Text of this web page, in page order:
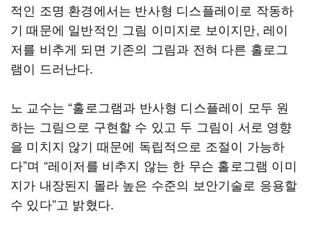
적인 조명 환경에서는 반사형 디스플레이로 작동하
기 때문에 일반적인 그림 이미지로 보이지만, 레이
저를 비추게 되면 기존의 그림과 전혀 다른 홀로그
램이 드러난다.
노 교수는 “홀로그램과 반사형 디스플레이 모두 원
하는 그림으로 구현할 수 있고 두 그림이 서로 영향
을 미치지 않기 때문에 독립적으로 조절이 가능하
다”며 “레이저를 비추지 않는 한 무슨 홀로그램 이미
지가 내장된지 몰라 높은 수준의 보안기술로 응용할
수 있다”고 밝혔다.